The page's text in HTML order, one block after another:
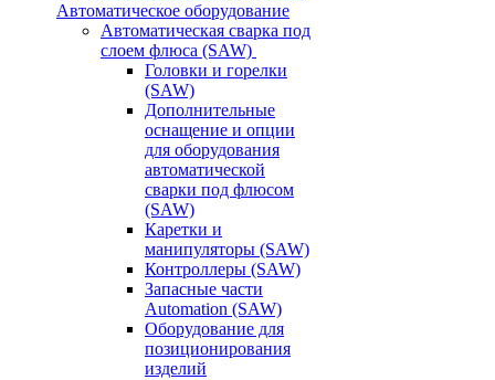
Автоматическое оборудование
Автоматическая сварка под
слоем флюса (SAW)
Головки и горелки
(SAW)
Дополнительные
оснащение и опции
для оборудования
автоматической
сварки под флюсом
(SAW)
Каретки и
манипуляторы (SAW)
Контроллеры (SAW)
Запасные части
Automation (SAW)
Оборудование для
позиционирования
изделий